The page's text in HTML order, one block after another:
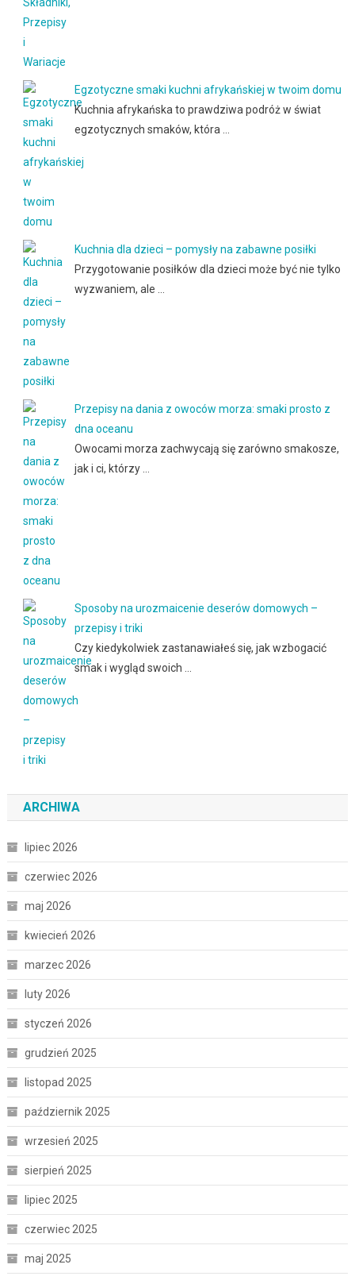
Egzotyczne smaki kuchni afrykańskiej w twoim domu
Kuchnia afrykańska to prawdziwa podróż w świat
egzotycznych smaków, która …
Kuchnia dla dzieci – pomysły na zabawne posiłki
Przygotowanie posiłków dla dzieci może być nie tylko
wyzwaniem, ale …
Przepisy na dania z owoców morza: smaki prosto z
dna oceanu
Owocami morza zachwycają się zarówno smakosze,
jak i ci, którzy …
Sposoby na urozmaicenie deserów domowych –
przepisy i triki
Czy kiedykolwiek zastanawiałeś się, jak wzbogacić
smak i wygląd swoich …
ARCHIWA
lipiec 2026
czerwiec 2026
maj 2026
kwiecień 2026
marzec 2026
luty 2026
styczeń 2026
grudzień 2025
listopad 2025
październik 2025
wrzesień 2025
sierpień 2025
lipiec 2025
czerwiec 2025
maj 2025